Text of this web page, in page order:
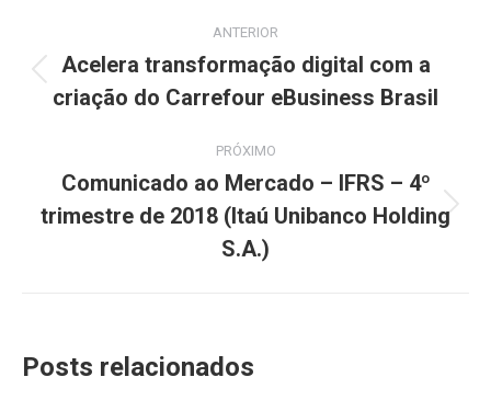
de
post:
ANTERIOR
Post
anterior:
Acelera transformação digital com a
criação do Carrefour eBusiness Brasil
PRÓXIMO
Próximo
post:
Comunicado ao Mercado – IFRS – 4º
trimestre de 2018 (Itaú Unibanco Holding
S.A.)
Posts relacionados